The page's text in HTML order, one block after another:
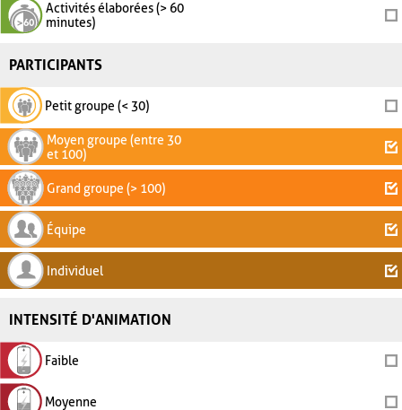
Activités élaborées (> 60
minutes)
PARTICIPANTS
Petit groupe (< 30)
Moyen groupe (entre 30
et 100)
Grand groupe (> 100)
Équipe
Individuel
INTENSITÉ D'ANIMATION
Faible
Moyenne